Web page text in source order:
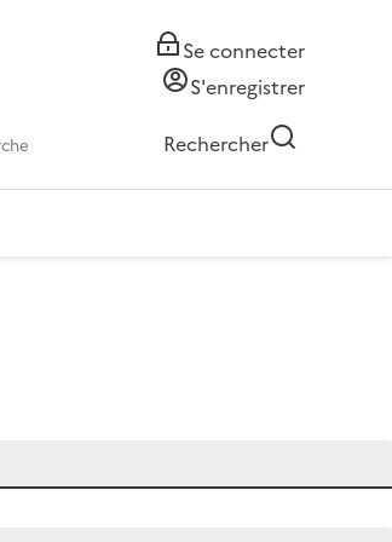
Se connecter
S'enregistrer
Rechercher